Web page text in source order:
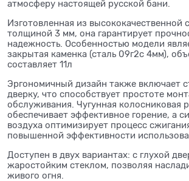
атмосферу настоящей русской бани.
Изготовленная из высококачественной
толщиной 3 мм, она гарантирует
надежность. Особенностью модели
закрытая каменка (сталь 09г2с 4мм),
составляет 11л
Эргономичный дизайн также включает
дверку, что способствует простоте
обслуживания. Чугунная колосниковая
обеспечивает эффективное горение, а
воздуха оптимизирует процесс
повышенной эффективности
Доступен в двух вариантах: с глухой
жаростойким стеклом, позволяя
живого огня.